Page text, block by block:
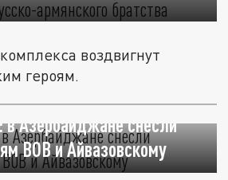
воздвигнут
героям.
в Азербайджане снесли
ВОВ и Айвазовскому